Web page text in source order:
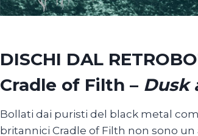
DISCHI DAL
Cradle of Filth – Dusk
Bollati dai puristi del black metal
britannici Cradle of Filth non sono